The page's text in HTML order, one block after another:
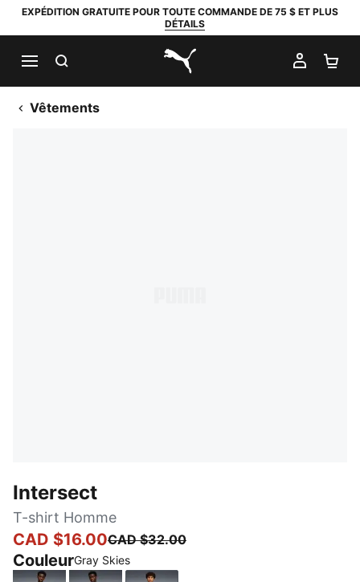
EXPÉDITION GRATUITE POUR TOUTE COMMANDE DE 75 $ ET PLUS
DÉTAILS
PUMA.com
MON
Vêtements
Intersect
T-shirt Homme
CAD $16.00CAD $32.00
CouleurGray Skies